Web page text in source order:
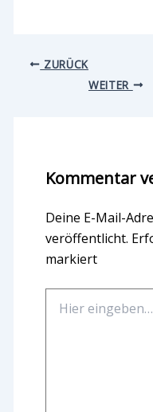
ZURÜCK
WEITER
Kommentar
Deine E-Mail-
veröffentlicht.
markiert
eingeben…